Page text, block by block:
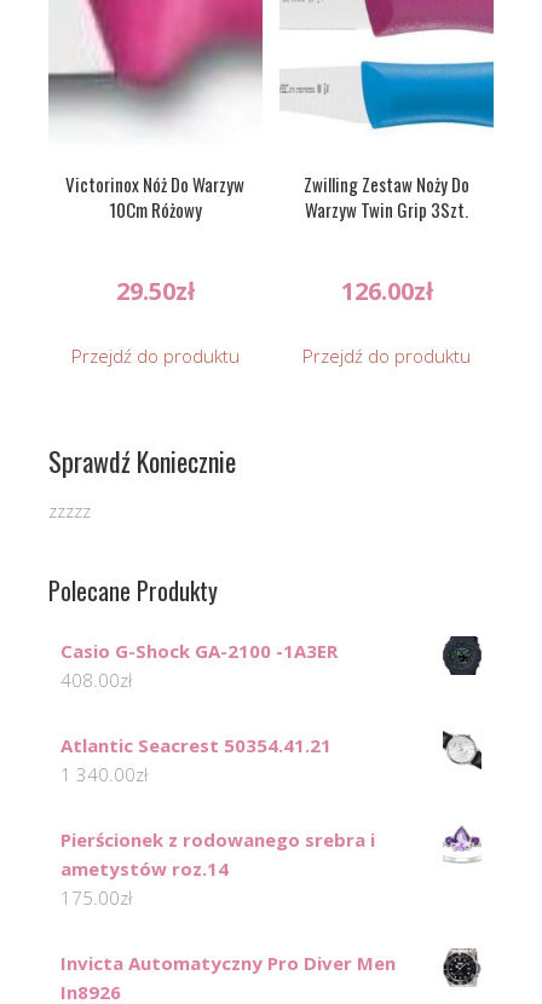
Victorinox Nóż Do Warzyw
10Cm Różowy
29.50zł
Przejdź do produktu
Zwilling Zestaw Noży Do
Warzyw Twin Grip 3Szt.
126.00zł
Przejdź do produktu
Sprawdź Koniecznie
zzzzz
Polecane Produkty
Casio G-Shock GA-2100 -1A3ER
408.00zł
Atlantic Seacrest 50354.41.21
1 340.00zł
Pierścionek z rodowanego srebra i
ametystów roz.14
175.00zł
Invicta Automatyczny Pro Diver Men
In8926